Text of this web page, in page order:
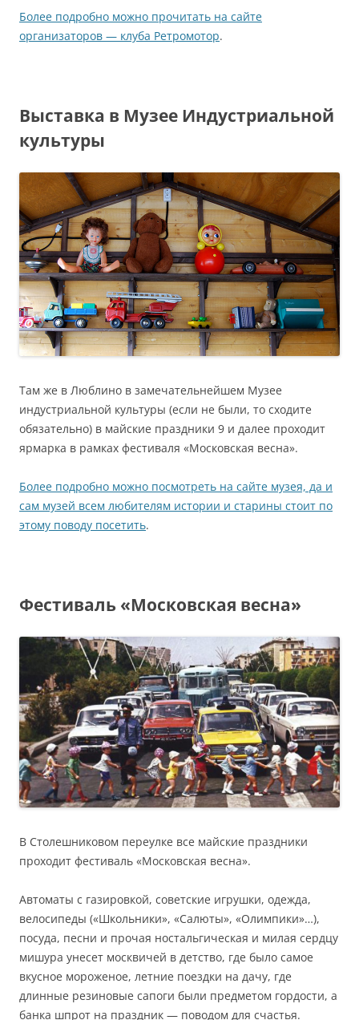
Более подробно можно прочитать на сайте
организаторов — клуба Ретромотор.
Выставка в Музее Индустриальной
культуры
Там же в Люблино в замечательнейшем Музее
индустриальной культуры (если не были, то сходите
обязательно) в майские праздники 9 и далее проходит
ярмарка в рамках фестиваля «Московская весна».
Более подробно можно посмотреть на сайте музея, да и
сам музей всем любителям истории и старины стоит по
этому поводу посетить.
Фестиваль «Московская весна»
В Столешниковом переулке все майские праздники
проходит фестиваль «Московская весна».
Автоматы с газировкой, советские игрушки, одежда,
велосипеды («Школьники», «Салюты», «Олимпики»…),
посуда, песни и прочая ностальгическая и милая сердцу
мишура унесет москвичей в детство, где было самое
вкусное мороженое, летние поездки на дачу, где
длинные резиновые сапоги были предметом гордости, а
банка шпрот на праздник — поводом для счастья.